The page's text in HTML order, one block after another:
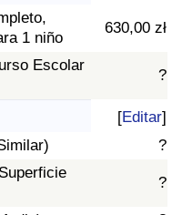
1 niño
630,00 zł
Escolar
?
[Editar]
?
?